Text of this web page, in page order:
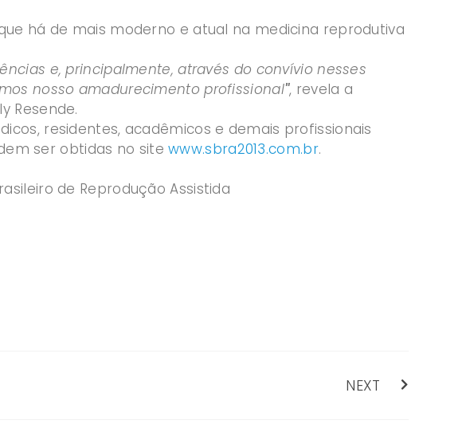
há de mais moderno e atual na medicina reprodutiva
e, principalmente, através do convívio nesses
nosso amadurecimento profissional", revela a
Resende.
residentes, acadêmicos e demais profissionais
ser obtidas no sitewww.sbra2013.com.br.
de Reprodução Assistida
NEXT